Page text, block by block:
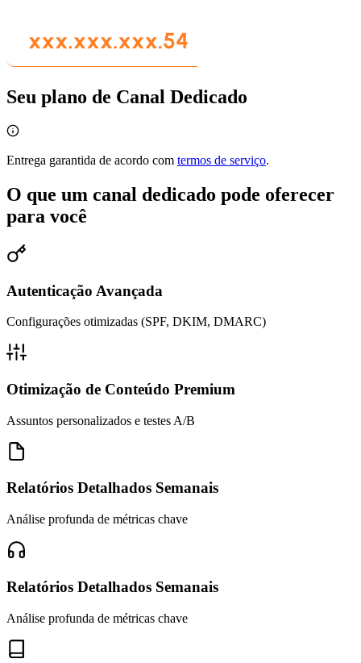
Seu plano de Canal Dedicado
Entrega garantida de acordo com termos de serviço.
O que um canal dedicado pode oferecer
para você
Autenticação Avançada
Configurações otimizadas (SPF, DKIM, DMARC)
Otimização de Conteúdo Premium
Assuntos personalizados e testes A/B
Relatórios Detalhados Semanais
Análise profunda de métricas chave
Relatórios Detalhados Semanais
Análise profunda de métricas chave